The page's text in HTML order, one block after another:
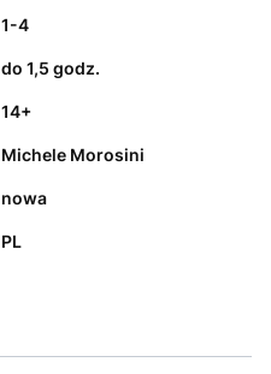
1-4
do 1,5 godz.
14+
Michele Morosini
nowa
PL